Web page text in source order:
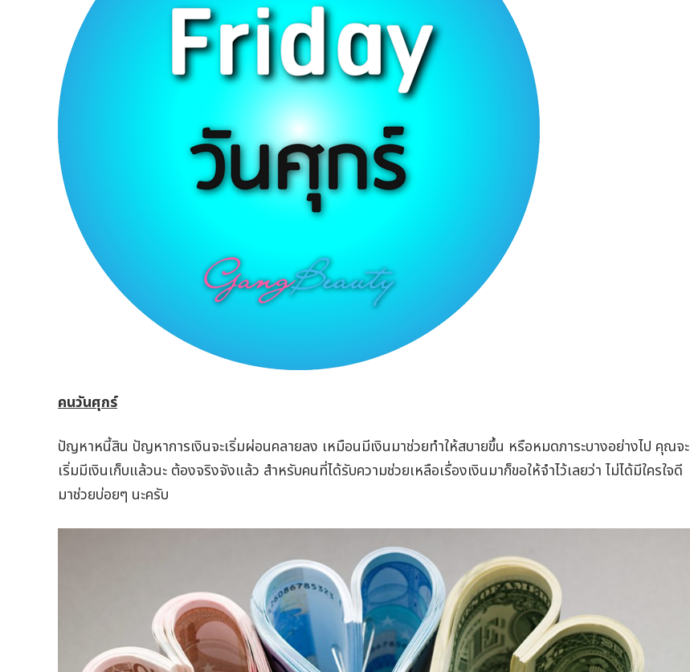
คนวันศุกร์
ปัญหาหนี้สิน ปัญหาการเงินจะเริ่มผ่อนคลายลง เหมือนมีเงินมาช่วยทำให้สบายขึ้น หรือหมดภาระบางอย่างไป คุณจะ
เริ่มมีเงินเก็บแล้วนะ ต้องจริงจังแล้ว สำหรับคนที่ได้รับความช่วยเหลือเรื่องเงินมาก็ขอให้จำไว้เลยว่า ไม่ได้มีใครใจดี
มาช่วยบ่อยๆ นะครับ